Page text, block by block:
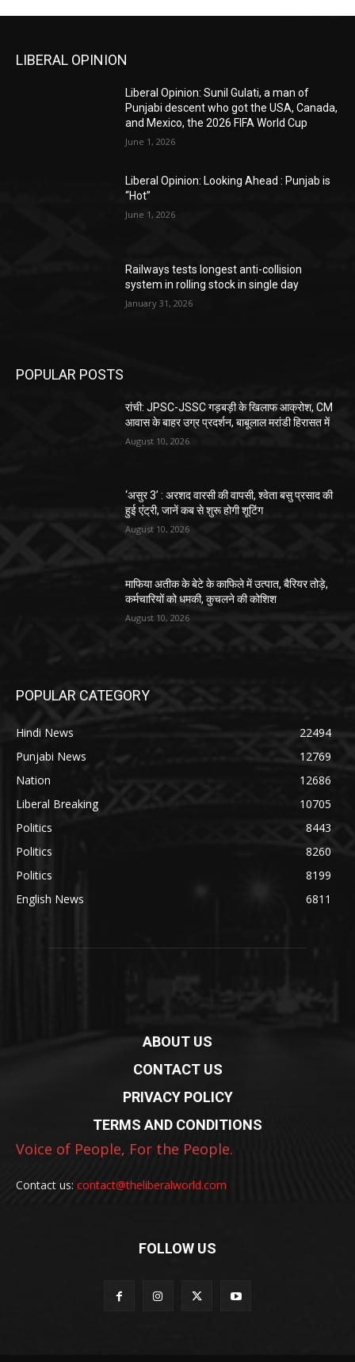
LIBERAL OPINION
Liberal Opinion: Sunil Gulati, a man of
Punjabi descent who got the USA, Canada,
and Mexico, the 2026 FIFA World Cup
June 1, 2026
Liberal Opinion: Looking Ahead : Punjab is
“Hot”
June 1, 2026
Railways tests longest anti-collision
system in rolling stock in single day
January 31, 2026
POPULAR POSTS
रांची: JPSC-JSSC गड़बड़ी के खिलाफ आक्रोश, CM
आवास के बाहर उग्र प्रदर्शन, बाबूलाल मरांडी हिरासत में
August 10, 2026
‘असुर 3’ : अरशद वारसी की वापसी, श्वेता बसु प्रसाद की
हुई एंट्री, जानें कब से शुरू होगी शूटिंग
August 10, 2026
माफिया अतीक के बेटे के काफिले में उत्पात, बैरियर तोड़े,
कर्मचारियों को धमकी, कुचलने की कोशिश
August 10, 2026
POPULAR CATEGORY
Hindi News
22494
Punjabi News
12769
Nation
12686
Liberal Breaking
10705
Politics
8443
Politics
8260
Politics
8199
English News
6811
ABOUT US
CONTACT US
PRIVACY POLICY
TERMS AND CONDITIONS
Voice of People, For the People.
Contact us: contact@theliberalworld.com
FOLLOW US